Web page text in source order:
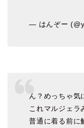
— はんぞー
ん？めっちゃ気
これマルジェラ
普通に着る前に